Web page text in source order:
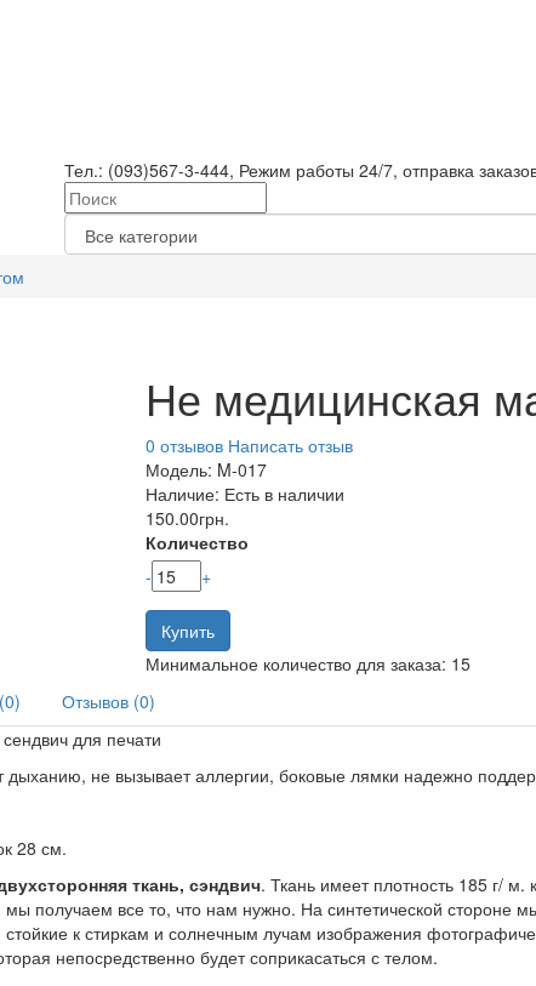
Тел.: (093)567-3-444, Режим работы 24/7, отправка
Не медицинская
0 отзывов Написать отзыв
Модель: M-017
Наличие: Есть в наличии
150.00грн.
Количество
-
+
Купить
Минимальное количество для заказа: 15
Отзывов (0)
для печати
дыханию, не вызывает аллергии, боковые лямки надежно
28 см.
ткань, сэндвич. Ткань имеет плотность 185 г/
мы получаем все то, что нам нужно. На синтетической
к стиркам и солнечным лучам изображения
непосредственно будет соприкасаться с телом.